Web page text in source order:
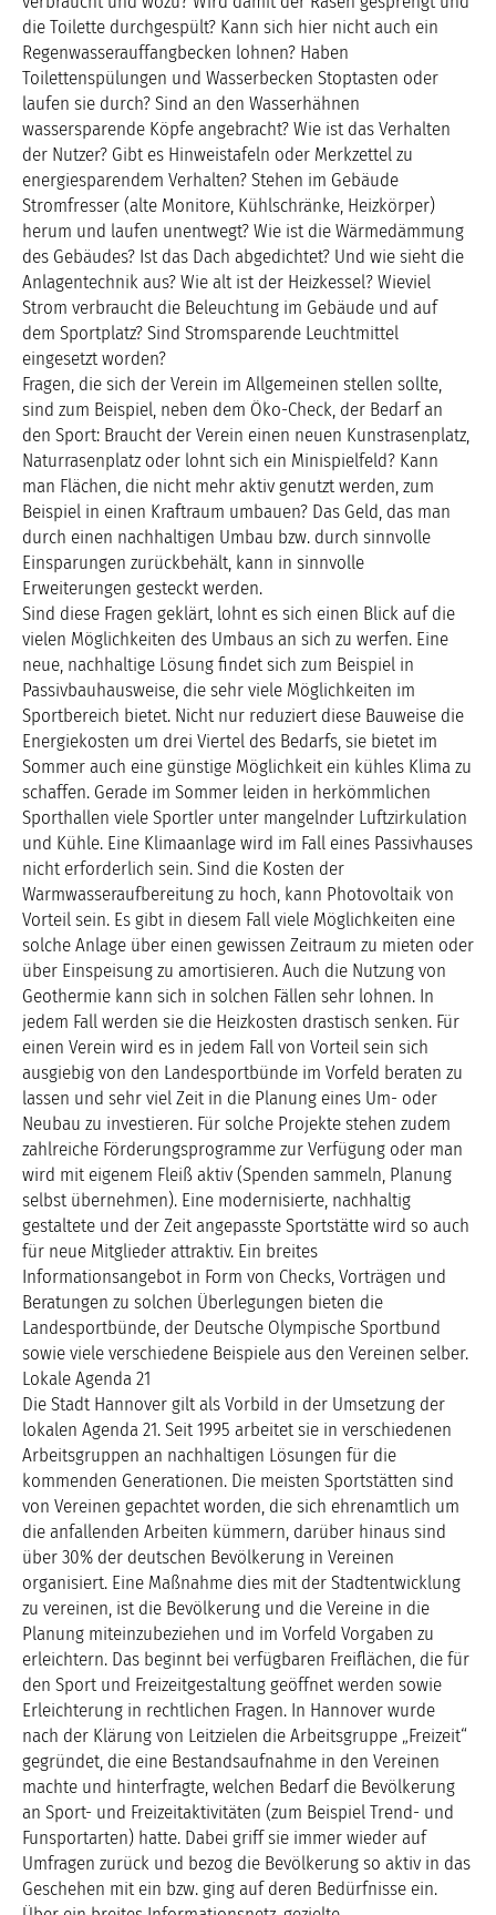
die Toilette durchgespült? Kann sich hier nicht auch ein
Regenwasserauffangbecken lohnen? Haben
Toilettenspülungen und Wasserbecken Stoptasten oder
laufen sie durch? Sind an den Wasserhähnen
wassersparende Köpfe angebracht? Wie ist das Verhalten
der Nutzer? Gibt es Hinweistafeln oder Merkzettel zu
energiesparendem Verhalten? Stehen im Gebäude
Stromfresser (alte Monitore, Kühlschränke, Heizkörper)
herum und laufen unentwegt? Wie ist die Wärmedämmung
des Gebäudes? Ist das Dach abgedichtet? Und wie sieht die
Anlagentechnik aus? Wie alt ist der Heizkessel? Wieviel
Strom verbraucht die Beleuchtung im Gebäude und auf
dem Sportplatz? Sind Stromsparende Leuchtmittel
eingesetzt worden?
Fragen, die sich der Verein im Allgemeinen stellen sollte,
sind zum Beispiel, neben dem Öko-Check, der Bedarf an
den Sport: Braucht der Verein einen neuen Kunstrasenplatz,
Naturrasenplatz oder lohnt sich ein Minispielfeld? Kann
man Flächen, die nicht mehr aktiv genutzt werden, zum
Beispiel in einen Kraftraum umbauen? Das Geld, das man
durch einen nachhaltigen Umbau bzw. durch sinnvolle
Einsparungen zurückbehält, kann in sinnvolle
Erweiterungen gesteckt werden.
Sind diese Fragen geklärt, lohnt es sich einen Blick auf die
vielen Möglichkeiten des Umbaus an sich zu werfen. Eine
neue, nachhaltige Lösung findet sich zum Beispiel in
Passivbauhausweise, die sehr viele Möglichkeiten im
Sportbereich bietet. Nicht nur reduziert diese Bauweise die
Energiekosten um drei Viertel des Bedarfs, sie bietet im
Sommer auch eine günstige Möglichkeit ein kühles Klima zu
schaffen. Gerade im Sommer leiden in herkömmlichen
Sporthallen viele Sportler unter mangelnder Luftzirkulation
und Kühle. Eine Klimaanlage wird im Fall eines Passivhauses
nicht erforderlich sein. Sind die Kosten der
Warmwasseraufbereitung zu hoch, kann Photovoltaik von
Vorteil sein. Es gibt in diesem Fall viele Möglichkeiten eine
solche Anlage über einen gewissen Zeitraum zu mieten oder
über Einspeisung zu amortisieren. Auch die Nutzung von
Geothermie kann sich in solchen Fällen sehr lohnen. In
jedem Fall werden sie die Heizkosten drastisch senken. Für
einen Verein wird es in jedem Fall von Vorteil sein sich
ausgiebig von den Landesportbünde im Vorfeld beraten zu
lassen und sehr viel Zeit in die Planung eines Um- oder
Neubau zu investieren. Für solche Projekte stehen zudem
zahlreiche Förderungsprogramme zur Verfügung oder man
wird mit eigenem Fleiß aktiv (Spenden sammeln, Planung
selbst übernehmen). Eine modernisierte, nachhaltig
gestaltete und der Zeit angepasste Sportstätte wird so auch
für neue Mitglieder attraktiv. Ein breites
Informationsangebot in Form von Checks, Vorträgen und
Beratungen zu solchen Überlegungen bieten die
Landesportbünde, der Deutsche Olympische Sportbund
sowie viele verschiedene Beispiele aus den Vereinen selber.
Lokale Agenda 21
Die Stadt Hannover gilt als Vorbild in der Umsetzung der
lokalen Agenda 21. Seit 1995 arbeitet sie in verschiedenen
Arbeitsgruppen an nachhaltigen Lösungen für die
kommenden Generationen. Die meisten Sportstätten sind
von Vereinen gepachtet worden, die sich ehrenamtlich um
die anfallenden Arbeiten kümmern, darüber hinaus sind
über 30% der deutschen Bevölkerung in Vereinen
organisiert. Eine Maßnahme dies mit der Stadtentwicklung
zu vereinen, ist die Bevölkerung und die Vereine in die
Planung miteinzubeziehen und im Vorfeld Vorgaben zu
erleichtern. Das beginnt bei verfügbaren Freiflächen, die für
den Sport und Freizeitgestaltung geöffnet werden sowie
Erleichterung in rechtlichen Fragen. In Hannover wurde
nach der Klärung von Leitzielen die Arbeitsgruppe „Freizeit“
gegründet, die eine Bestandsaufnahme in den Vereinen
machte und hinterfragte, welchen Bedarf die Bevölkerung
an Sport- und Freizeitaktivitäten (zum Beispiel Trend- und
Funsportarten) hatte. Dabei griff sie immer wieder auf
Umfragen zurück und bezog die Bevölkerung so aktiv in das
Geschehen mit ein bzw. ging auf deren Bedürfnisse ein.